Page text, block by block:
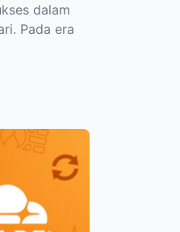
dalam
Pada era